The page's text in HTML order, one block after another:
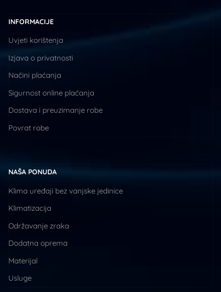
INFORMACIJE
Uvjeti korištenja
Izjava o privatnosti
Načini plaćanja
Sigurnost online plaćanja
Dostava i preuzimanje robe
Povrat robe
NAŠA PONUDA
Klima uređaji bez vanjske jedinice
Klimatizacija
Održavanje zraka
Dodatna oprema
Materijal
Usluge